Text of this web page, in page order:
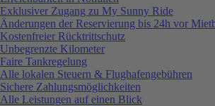
Exklusiver Zugang zu My Sunny Ride
Änderungen der Reservierung bis 24h vor
Kostenfreier Rücktrittschutz
Unbegrenzte Kilometer
Faire Tankregelung
Alle lokalen Steuern & Flughafengebühren
Sichere Zahlungsmöglichkeiten
Alle Leistungen auf einen Blick